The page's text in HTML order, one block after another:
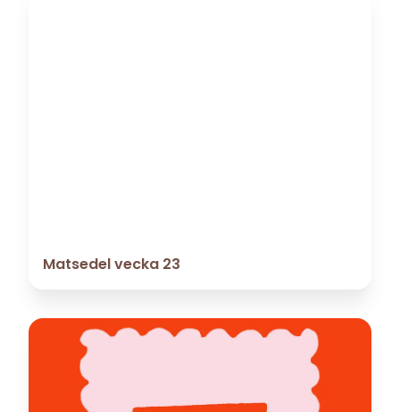
Matsedel vecka 23